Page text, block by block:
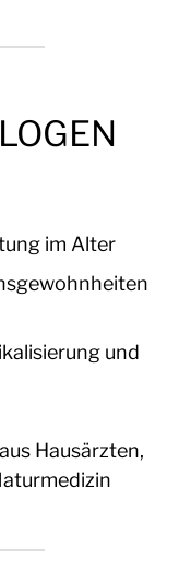
im Alter
und
Hausärzten,